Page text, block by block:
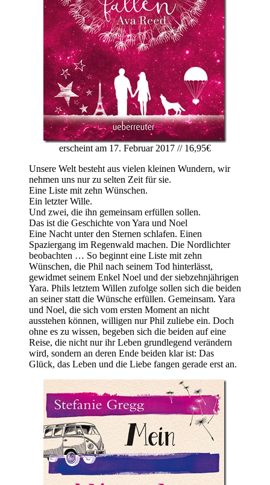
erscheint am 17. Februar 2017 // 16,95€
Unsere Welt besteht aus vielen kleinen Wundern, wir
nehmen uns nur zu selten Zeit für sie.
Eine Liste mit zehn Wünschen.
Ein letzter Wille.
Und zwei, die ihn gemeinsam erfüllen sollen.
Das ist die Geschichte von Yara und Noel
Eine Nacht unter den Sternen schlafen. Einen
Spaziergang im Regenwald machen. Die Nordlichter
beobachten … So beginnt eine Liste mit zehn
Wünschen, die Phil nach seinem Tod hinterlässt,
gewidmet seinem Enkel Noel und der siebzehnjährigen
Yara. Phils letztem Willen zufolge sollen sich die beiden
an seiner statt die Wünsche erfüllen. Gemeinsam. Yara
und Noel, die sich vom ersten Moment an nicht
ausstehen können, willigen nur Phil zuliebe ein. Doch
ohne es zu wissen, begeben sich die beiden auf eine
Reise, die nicht nur ihr Leben grundlegend verändern
wird, sondern an deren Ende beiden klar ist: Das
Glück, das Leben und die Liebe fangen gerade erst an.